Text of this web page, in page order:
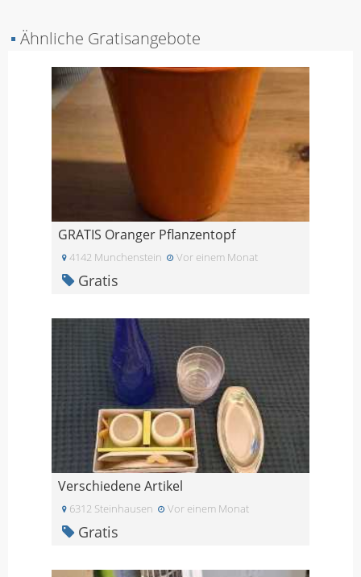
▪ Ähnliche Gratisangebote
GRATIS Oranger Pflanzentopf
4142 Munchenstein Vor einem Monat
Gratis
Verschiedene Artikel
6312 Steinhausen Vor einem Monat
Gratis